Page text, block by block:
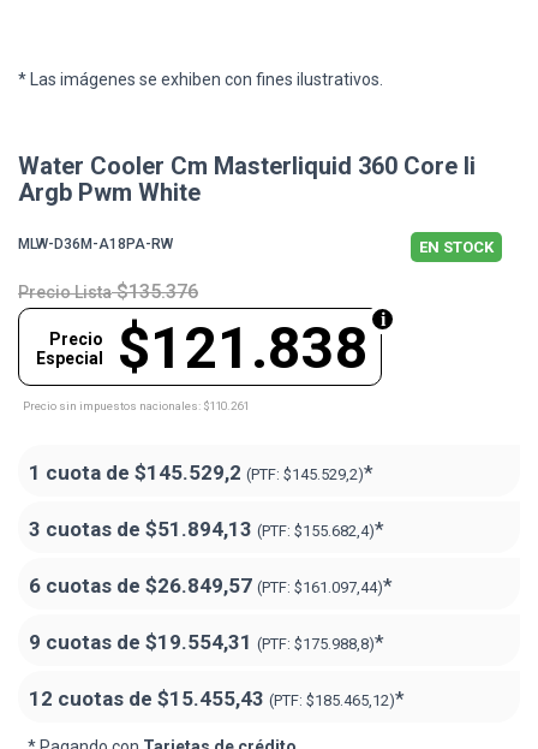
* Las imágenes se exhiben con fines ilustrativos.
Water Cooler Cm Masterliquid 360 Core Ii
Argb Pwm White
MLW-D36M-A18PA-RW EN STOCK
Precio Lista $135.376
$121.838
Precio
Especial
Precio sin impuestos nacionales: $110.261
1 cuota de $145.529,2 (PTF: $145.529,2)*
3 cuotas de $51.894,13 (PTF: $155.682,4)*
6 cuotas de $26.849,57 (PTF: $161.097,44)*
9 cuotas de $19.554,31 (PTF: $175.988,8)*
12 cuotas de $15.455,43 (PTF: $185.465,12)*